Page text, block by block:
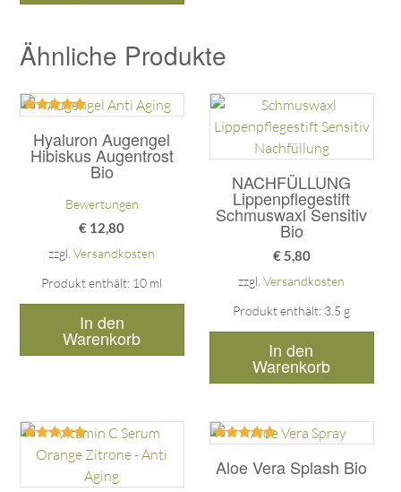
Ähnliche Produkte
Hyaluron Augengel
Hibiskus Augentrost
Bio
mit
5.00
von 5
Bewertungen
€ 12,80
zzgl.Versandkosten
Produkt enthält: 10 ml
In den
Warenkorb
NACHFÜLLUNG
Lippenpflegestift
Schmuswaxl Sensitiv
Bio
€5,80
zzgl.Versandkosten
Produkt enthält: 3,5 g
In den
Warenkorb
Bewertet
mit
von 5
Aloe Vera Splash Bio
mit
5.00